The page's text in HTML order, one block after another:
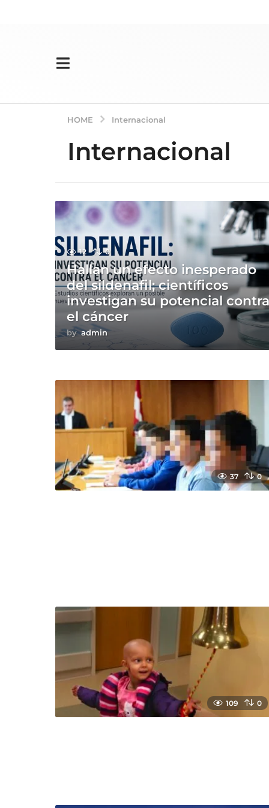
HOME Internacional
Internacional
12 0
Hallan un efecto inesperado
del sildenafil; científicos
investigan su potencial
el cáncer
by admin
37 0
109 0